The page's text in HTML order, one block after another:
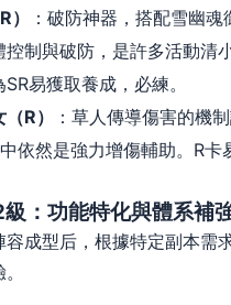
）
：破防神器，搭配雪幽
控制與破防，是許多活動清
易獲取養成，必練。
R）
：草人傳導傷害的機
依然是強力增傷輔助。R卡
級：功能特化與體系補
容成型后，根據特定副本需